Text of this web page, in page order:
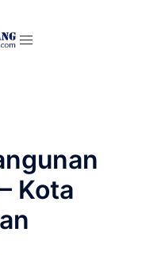
Kota